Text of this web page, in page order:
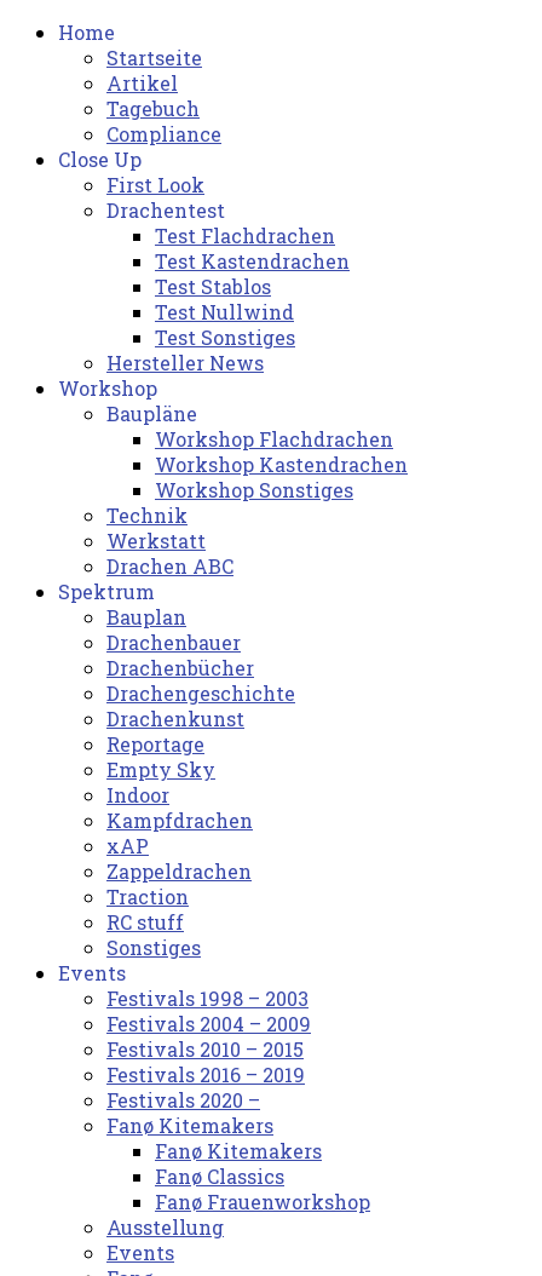
Home
Startseite
Artikel
Tagebuch
Compliance
Close Up
First Look
Drachentest
Test Flachdrachen
Test Kastendrachen
Test Stablos
Test Nullwind
Test Sonstiges
Hersteller News
Workshop
Baupläne
Workshop Flachdrachen
Workshop Kastendrachen
Workshop Sonstiges
Technik
Werkstatt
Drachen ABC
Spektrum
Bauplan
Drachenbauer
Drachenbücher
Drachengeschichte
Drachenkunst
Reportage
Empty Sky
Indoor
Kampfdrachen
xAP
Zappeldrachen
Traction
RC stuff
Sonstiges
Events
Festivals 1998 – 2003
Festivals 2004 – 2009
Festivals 2010 – 2015
Festivals 2016 – 2019
Festivals 2020 –
Fanø Kitemakers
Fanø Kitemakers
Fanø Classics
Fanø Frauenworkshop
Ausstellung
Events